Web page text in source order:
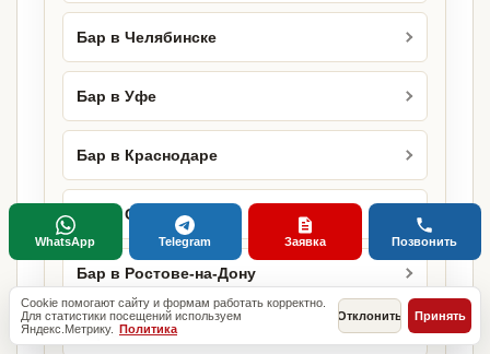
Бар в Челябинске
Бар в Уфе
Бар в Краснодаре
Бар в Самаре
Бар в Ростове-на-Дону
Бар в Омске
Cookie помогают сайту и формам работать корректно.
Для статистики посещений используем
Яндекс.Метрику. Политика
Отклонить Принять
WhatsApp Telegram Заявка Позвонить